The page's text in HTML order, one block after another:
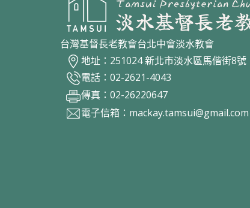
台灣基督長老教會台北中會淡水教會
地址：251024 新北市淡水區馬偕街8號
電話：02-2621-4043
傳真：02-26220647
電子信箱： mackay.tamsui@gmail.com